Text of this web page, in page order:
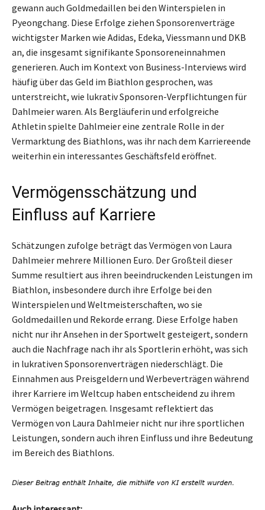
gewann auch Goldmedaillen bei den Winterspielen in
Pyeongchang. Diese Erfolge ziehen Sponsorenverträge
wichtigster Marken wie Adidas, Edeka, Viessmann und DKB
an, die insgesamt signifikante Sponsoreneinnahmen
generieren. Auch im Kontext von Business-Interviews wird
häufig über das Geld im Biathlon gesprochen, was
unterstreicht, wie lukrativ Sponsoren-Verpflichtungen für
Dahlmeier waren. Als Bergläuferin und erfolgreiche
Athletin spielte Dahlmeier eine zentrale Rolle in der
Vermarktung des Biathlons, was ihr nach dem Karriereende
weiterhin ein interessantes Geschäftsfeld eröffnet.
Vermögensschätzung und
Einfluss auf Karriere
Schätzungen zufolge beträgt das Vermögen von Laura
Dahlmeier mehrere Millionen Euro. Der Großteil dieser
Summe resultiert aus ihren beeindruckenden Leistungen im
Biathlon, insbesondere durch ihre Erfolge bei den
Winterspielen und Weltmeisterschaften, wo sie
Goldmedaillen und Rekorde errang. Diese Erfolge haben
nicht nur ihr Ansehen in der Sportwelt gesteigert, sondern
auch die Nachfrage nach ihr als Sportlerin erhöht, was sich
in lukrativen Sponsorenverträgen niederschlägt. Die
Einnahmen aus Preisgeldern und Werbeverträgen während
ihrer Karriere im Weltcup haben entscheidend zu ihrem
Vermögen beigetragen. Insgesamt reflektiert das
Vermögen von Laura Dahlmeier nicht nur ihre sportlichen
Leistungen, sondern auch ihren Einfluss und ihre Bedeutung
im Bereich des Biathlons.